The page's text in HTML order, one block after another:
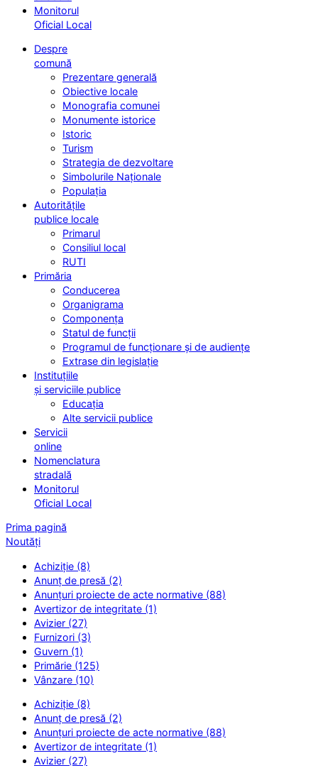
Monitorul
Oficial Local
Despre
comună
Prezentare generală
Obiective locale
Monografia comunei
Monumente istorice
Istoric
Turism
Strategia de dezvoltare
Simbolurile Naționale
Populația
Autoritățile
publice locale
Primarul
Consiliul local
RUTI
Primăria
Conducerea
Organigrama
Componența
Statul de funcții
Programul de funcționare și de audiențe
Extrase din legislație
Instituțiile
și serviciile publice
Educația
Alte servicii publice
Servicii
online
Nomenclatura
stradală
Monitorul
Oficial Local
Prima pagină
Noutăți
Achiziție (8)
Anunț de presă (2)
Anunțuri proiecte de acte normative (88)
Avertizor de integritate (1)
Avizier (27)
Furnizori (3)
Guvern (1)
Primărie (125)
Vânzare (10)
Achiziție (8)
Anunț de presă (2)
Anunțuri proiecte de acte normative (88)
Avertizor de integritate (1)
Avizier (27)